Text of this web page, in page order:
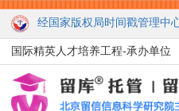
经国家版权局时间戳管理中
国际精英人才培养工程-承办单位